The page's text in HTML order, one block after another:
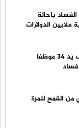
باحالة
الدولارات
وزير المالية السوري يقرر كف يد 34 موظفا
فساد
من القمح للمرة